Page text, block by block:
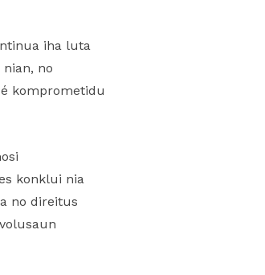
iha luta
no
komprometidu
konklui nia
no direitus